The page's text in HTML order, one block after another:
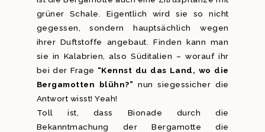
grüner Schale. Eigentlich wird sie so nicht
gegessen, sondern hauptsächlich wegen
ihrer Duftstoffe angebaut. Finden kann man
sie in Kalabrien, also Süditalien – worauf ihr
bei der Frage “Kennst du das Land, wo die
Bergamotten blühn?” nun siegessicher die
Antwort wisst! Yeah!
Toll ist, dass Bionade durch die
Bekanntmachung der Bergamotte die